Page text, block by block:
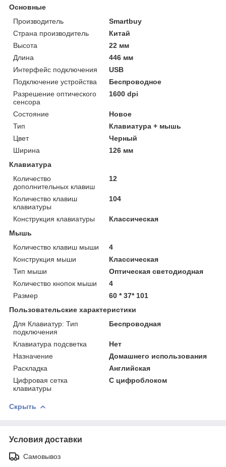
Основные
Производитель
Smartbuy
Страна производитель
Китай
Высота
22 мм
Длина
446 мм
Интерфейс подключения
USB
Подключение устройства
Беспроводное
Разрешение оптического
сенсора
1600 dpi
Состояние
Новое
Тип
Клавиатура + мышь
Цвет
Черный
Ширина
126 мм
Клавиатура
Количество
дополнительных клавиш
12
Количество клавиш
клавиатуры
104
Конструкция клавиатуры
Классическая
Мышь
Количество клавиш мыши
4
Конструкция мыши
Классическая
Тип мыши
Оптическая светодиодная
Количество кнопок мыши
4
Размер
60 * 37* 101
Пользовательские характеристики
Для Клавиатур: Тип
подключения
Беспроводная
Клавиатура подсветка
Нет
Назначение
Домашнего использования
Раскладка
Английская
Цифровая сетка
клавиатуры
С цифроблоком
Скрыть
Условия доставки
Самовывоз